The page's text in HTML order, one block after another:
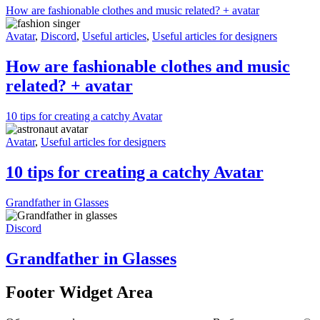
How are fashionable clothes and music related? + avatar
Avatar, Discord, Useful articles, Useful articles for designers
How are fashionable clothes and music
related? + avatar
10 tips for creating a catchy Avatar
Avatar, Useful articles for designers
10 tips for creating a catchy Avatar
Grandfather in Glasses
Discord
Grandfather in Glasses
Footer Widget Area